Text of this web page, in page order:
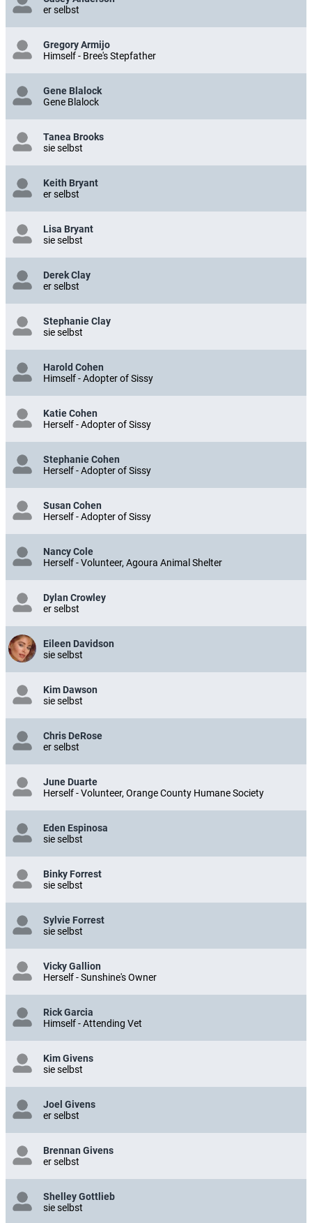
er selbst
Gregory Armijo
Himself - Bree's Stepfather
Gene Blalock
Gene Blalock
Tanea Brooks
sie selbst
Keith Bryant
er selbst
Lisa Bryant
sie selbst
Derek Clay
er selbst
Stephanie Clay
sie selbst
Harold Cohen
Himself - Adopter of Sissy
Katie Cohen
Herself - Adopter of Sissy
Stephanie Cohen
Herself - Adopter of Sissy
Susan Cohen
Herself - Adopter of Sissy
Nancy Cole
Herself - Volunteer, Agoura Animal Shelter
Dylan Crowley
er selbst
Eileen Davidson
sie selbst
Kim Dawson
sie selbst
Chris DeRose
er selbst
June Duarte
Herself - Volunteer, Orange County Humane Society
Eden Espinosa
sie selbst
Binky Forrest
sie selbst
Sylvie Forrest
sie selbst
Vicky Gallion
Herself - Sunshine's Owner
Rick Garcia
Himself - Attending Vet
Kim Givens
sie selbst
Joel Givens
er selbst
Brennan Givens
er selbst
Shelley Gottlieb
sie selbst